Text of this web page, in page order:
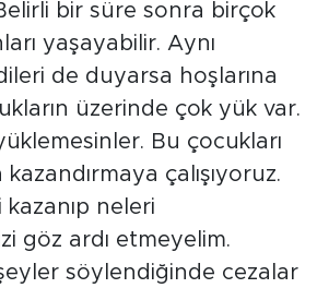
bir süre sonra birçok
yaşayabilir. Aynı
de duyarsa hoşlarına
üzerinde çok yük var.
Bu çocukları
çalışıyoruz.
kazanıp neleri
göz ardı etmeyelim.
söylendiğinde cezalar